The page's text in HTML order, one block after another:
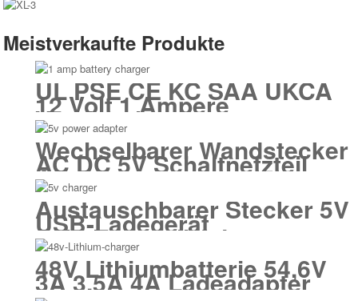
Meistverkaufte Produkte
UL PSE CE KC SAA UKCA
12 Volt 1 Ampere
Versiegelter
Batterieladeadapter
Wechselbarer Wandstecker
AC DC 5V Schaltnetzteil
Adapter
Austauschbarer Stecker 5V
USB-Ladegerät
Schaltnetzteil Adapter
48V Lithiumbatterie 54,6V
3A 3,5A 4A Ladeadapter